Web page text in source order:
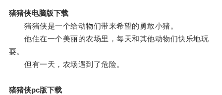
猪猪侠电脑版下载
猪猪侠是一个给动物们带来希望的勇敢小猪。
他住在一个美丽的农场里，每天和其他动物们快乐地玩
耍。
但有一天，农场遇到了危险。
猪猪侠pc版下载